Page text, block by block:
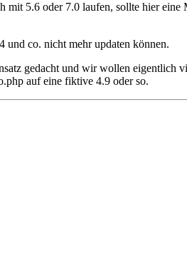
5.6 oder 7.0 laufen, sollte hier
und co. nicht mehr updaten können.
gedacht und wir wollen eigentlich
auf eine fiktive 4.9 oder so.